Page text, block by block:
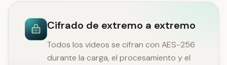
Cifrado de extremo a extremo
Todos los videos se cifran con AES-256
durante la carga, el procesamiento y el